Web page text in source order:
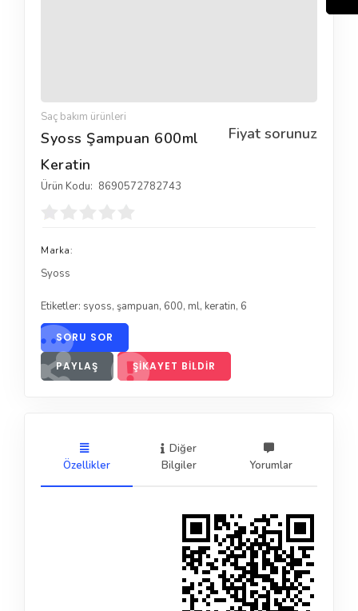
Saç bakım ürünleri
Fiyat sorunuz
Syoss Şampuan 600ml
Keratin
Ürün Kodu: 8690572782743
Marka:
Syoss
Etiketler: syoss, şampuan, 600, ml, keratin, 6
SORU SOR
PAYLAŞ ŞIKAYET BILDIR
Özellikler
Diğer
Bilgiler
Yorumlar